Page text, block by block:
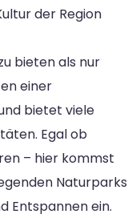
der Region
bieten als nur
einer
bietet viele
Egal ob
– hier kommst
Naturparks
Entspannen ein.